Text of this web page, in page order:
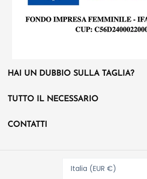
HAI UN DUBBIO SULLA TAGLIA?
TUTTO IL NECESSARIO
CONTATTI
Italia (EUR €)
La Bottega del Bebè
Assistenza WhatsApp
Ciao! 👋
disponibilità, spedizioni oppure con